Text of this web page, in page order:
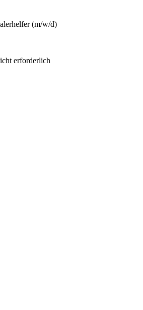
(m/w/d)
erforderlich